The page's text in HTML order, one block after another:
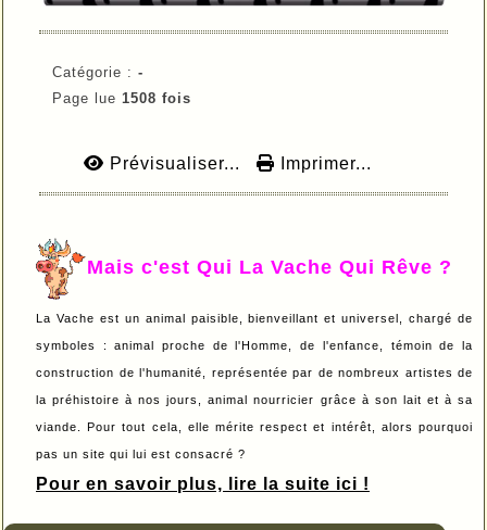
Catégorie : -
Page lue 1508 fois
Prévisualiser... Imprimer...
Mais c'est Qui La Vache Qui Rêve ?
La Vache est un animal paisible, bienveillant et universel, chargé de
symboles : animal proche de l'Homme, de l'enfance, témoin de la
construction de l'humanité, représentée par de nombreux artistes de
la préhistoire à nos jours, animal nourricier grâce à son lait et à sa
viande. Pour tout cela, elle mérite respect et intérêt, alors pourquoi
pas un site qui lui est consacré ?
Pour en savoir plus, lire la suite ici !